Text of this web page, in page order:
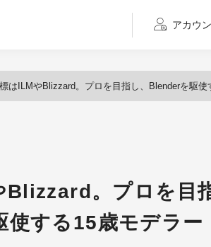
アカウ
はILMやBlizzard。プロを目指し、Blenderを駆使
Blizzard。プロを目
する15歳モデラー